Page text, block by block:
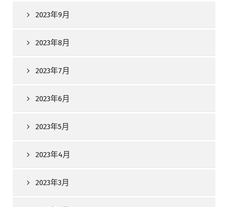
2023年9月
2023年8月
2023年7月
2023年6月
2023年5月
2023年4月
2023年3月